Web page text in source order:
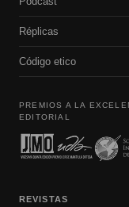
Réplicas
Código etico
PREMIOS A LA
EDITORIAL
REVISTAS